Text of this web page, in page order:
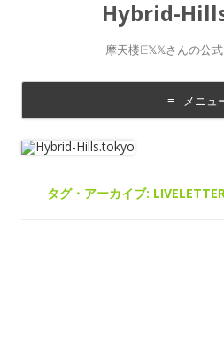
Hybrid-
摩天楼𝔼𝕏𝕏さんの公式
メニュ
コ
ン
テ
タグ・アーカイブ: